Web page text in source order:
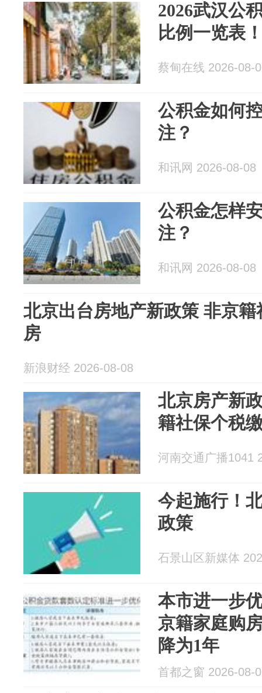
2026武汉公
比例一览表
蔡甸在线 2026-08-
公积金如何
注？
和讯网 2026-08-08
公积金怎样
注？
和讯网 2026-08-08
北京出台房地产新政策 非京
房
新浪财经 2026-08-08
北京房产新
籍社保个税
河南交通广播1041
今起施行！
政策
石景山区新媒体
本市进一步
京籍家庭购
降为1年
首都之窗 2026-08-